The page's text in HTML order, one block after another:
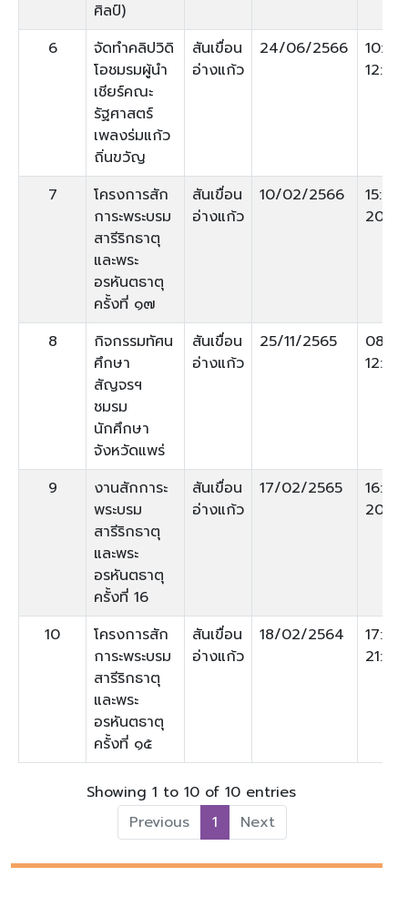
ศิลป์)
6
จัดทำคลิปวิดิ
โอชมรมผู้นำ
เชียร์คณะ
รัฐศาสตร์
เพลงร่มแก้ว
ถิ่นขวัญ
สันเขื่อน
อ่างแก้ว
24/06/2566
12:00
7
โครงการสัก
การะพระบรม
สารีริกธาตุ
และพระ
อรหันตธาตุ
ครั้งที่ ๑๗
สันเขื่อน
อ่างแก้ว
10/02/2566
15:00-
20:00
8
กิจกรรมทัศน
ศึกษา
สัญจรฯ
ชมรม
นักศึกษา
จังหวัดแพร่
สันเขื่อน
อ่างแก้ว
25/11/2565
12:00
9
งานสักการะ
พระบรม
สารีริกธาตุ
และพระ
อรหันตธาตุ
ครั้งที่ 16
สันเขื่อน
อ่างแก้ว
17/02/2565
16:00-
20:00
10
โครงการสัก
การะพระบรม
สารีริกธาตุ
และพระ
อรหันตธาตุ
ครั้งที่ ๑๕
สันเขื่อน
อ่างแก้ว
18/02/2564
17:00-
21:00
Showing 1 to 10 of 10 entries
Previous
1 Next